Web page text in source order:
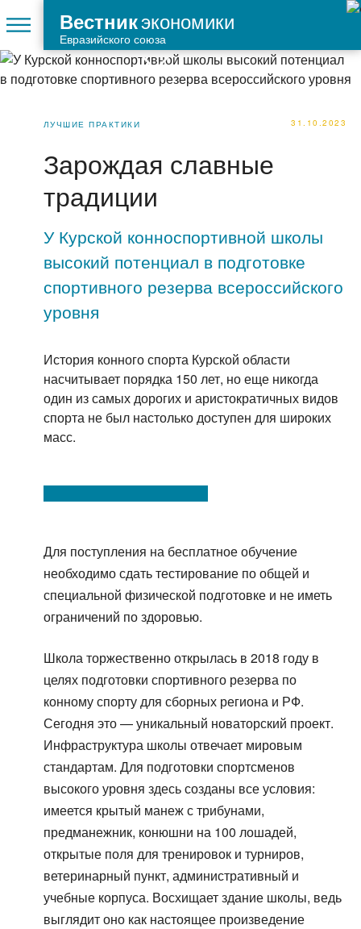
Вестникэкономики
Евразийского союза
ЛУЧШИЕ ПРАКТИКИ 31.10.2023
Зарождая славные
традиции
У Курской конноспортивной школы
высокий потенциал в подготовке
спортивного резерва всероссийского
уровня
История конного спорта Курской области
насчитывает порядка 150 лет, но еще никогда
один из самых дорогих и аристократичных видов
спорта не был настолько доступен для широких
масс.
Для поступления на бесплатное обучение
необходимо сдать тестирование по общей и
специальной физической подготовке и не иметь
ограничений по здоровью.
Школа торжественно открылась в 2018 году в
целях подготовки спортивного резерва по
конному спорту для сборных региона и РФ.
Сегодня это — уникальный новаторский проект.
Инфраструктура школы отвечает мировым
стандартам. Для подготовки спортсменов
высокого уровня здесь созданы все условия:
имеется крытый манеж с трибунами,
предманежник, конюшни на 100 лошадей,
открытые поля для тренировок и турниров,
ветеринарный пункт, административный и
учебные корпуса. Восхищает здание школы, ведь
выглядит оно как настоящее произведение